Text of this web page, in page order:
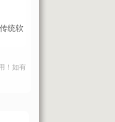
统软
！如有